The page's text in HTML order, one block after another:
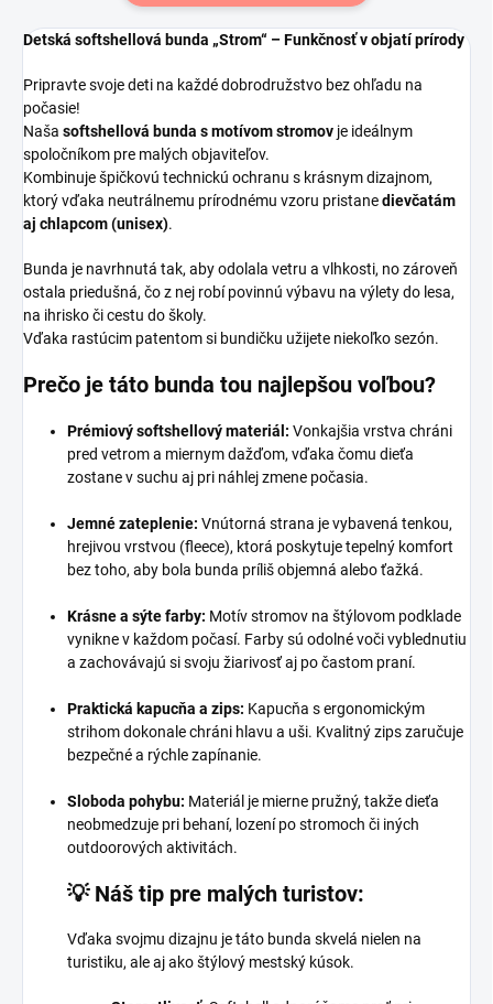
Detská softshellová bunda „Strom“ – Funkčnosť v objatí prírody
Pripravte svoje deti na každé dobrodružstvo bez ohľadu na
počasie!
Naša softshellová bunda s motívom stromov je ideálnym
spoločníkom pre malých objaviteľov.
Kombinuje špičkovú technickú ochranu s krásnym dizajnom,
ktorý vďaka neutrálnemu prírodnému vzoru pristanedievčatám
aj chlapcom (unisex).
Bunda je navrhnutá tak, aby odolala vetru a vlhkosti, no zároveň
ostala priedušná, čo z nej robí povinnú výbavu na výlety do lesa,
na ihrisko či cestu do školy.
Vďaka rastúcim patentom si bundičku užijete niekoľko sezón.
Prečo je táto bunda tou najlepšou voľbou?
Prémiový softshellový materiál: Vonkajšia vrstva chráni
pred vetrom a miernym dažďom, vďaka čomu dieťa
zostane v suchu aj pri náhlej zmene počasia.
Jemné zateplenie: Vnútorná strana je vybavená tenkou,
hrejivou vrstvou (fleece), ktorá poskytuje tepelný komfort
bez toho, aby bola bunda príliš objemná alebo ťažká.
Krásne a sýte farby: Motív stromov na štýlovom podklade
vynikne v každom počasí. Farby sú odolné voči vyblednutiu
a zachovávajú si svoju žiarivosť aj po častom praní.
Praktická kapucňa a zips: Kapucňa s ergonomickým
strihom dokonale chráni hlavu a uši. Kvalitný zips zaručuje
bezpečné a rýchle zapínanie.
Sloboda pohybu: Materiál je mierne pružný, takže dieťa
neobmedzuje pri behaní, lození po stromoch či iných
outdoorových aktivitách.
💡 Náš tip pre malých turistov:
Vďaka svojmu dizajnu je táto bunda skvelá nielen na
turistiku, ale aj ako štýlový mestský kúsok.